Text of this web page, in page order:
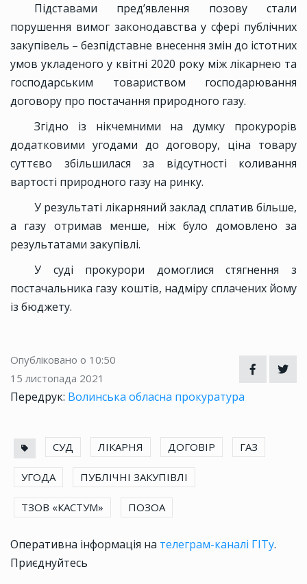
Підставами пред’явлення позову стали
порушення вимог законодавства у сфері публічних
закупівель – безпідставне внесення змін до істотних
умов укладеного у квітні 2020 року між лікарнею та
господарським товариством господарювання
договору про постачання природного газу.
Згідно із нікчемними на думку прокурорів
додатковими угодами до договору, ціна товару
суттєво збільшилася за відсутності коливання
вартості природного газу на ринку.
У результаті лікарняний заклад сплатив більше,
а газу отримав менше, ніж було домовлено за
результатами закупівлі.
У суді прокурори домоглися стягнення з
постачальника газу коштів, надміру сплачених йому
із бюджету.
Опубліковано о 10:50
15 листопада 2021
Передрук: Волинська обласна прокуратура
СУД ЛІКАРНЯ ДОГОВІР ГАЗ
УГОДА ПУБЛІЧНІ ЗАКУПІВЛІ
ТЗОВ «КАСТУМ» ПОЗОА
Оперативна інформація на телеграм-каналі ГІТу.
Приєднуйтесь